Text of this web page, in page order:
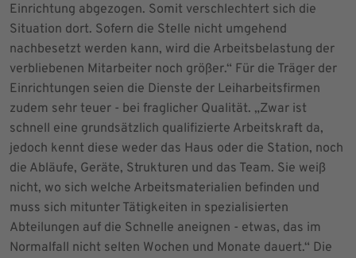
Einrichtung abgezogen. Somit verschlechtert sich die
Situation dort. Sofern die Stelle nicht umgehend
nachbesetzt werden kann, wird die Arbeitsbelastung der
verbliebenen Mitarbeiter noch größer.“ Für die Träger der
Einrichtungen seien die Dienste der Leiharbeitsfirmen
zudem sehr teuer - bei fraglicher Qualität. „Zwar ist
schnell eine grundsätzlich qualifizierte Arbeitskraft da,
jedoch kennt diese weder das Haus oder die Station, noch
die Abläufe, Geräte, Strukturen und das Team. Sie weiß
nicht, wo sich welche Arbeitsmaterialien befinden und
muss sich mitunter Tätigkeiten in spezialisierten
Abteilungen auf die Schnelle aneignen - etwas, das im
Normalfall nicht selten Wochen und Monate dauert.“ Die